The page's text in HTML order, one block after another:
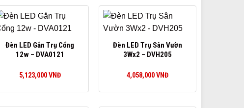
Đèn LED Gắn Trụ Cổng
12w – DVA0121
5,123,000VNĐ
Đèn LED Trụ Sân Vườn
3Wx2 – DVH205
4,058,000VNĐ